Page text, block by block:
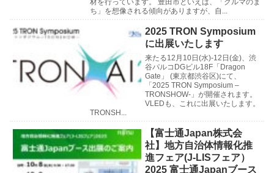
材を行っています。 豊田市といえば、「クルマのま
ち」を想像される傾向がありますが、自...
2025 TRON Symposium
に出展いたします
来たる12月10日(水)-12日(金)、渋
谷パルコDGビル18F「Dragon
Gate」 (東京都渋谷区)にて、
「2025 TRON Symposium –
TRONSHOW-」が開催されます。
VLEDも、これに出展いたします。
TRONSH...
【富士通Japan株式会
社】地方自治体情報化推
進フェア(J-LISフェア）
2025 富士通Japanブース